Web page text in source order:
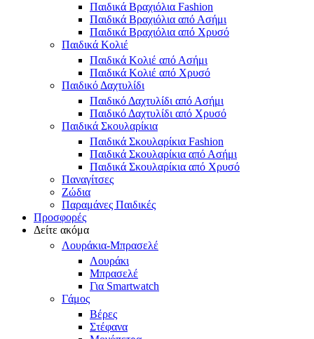
Παιδικά Βραχιόλια Fashion
Παιδικά Βραχιόλια από Ασήμι
Παιδικά Βραχιόλια από Χρυσό
Παιδικά Κολιέ
Παιδικά Κολιέ από Ασήμι
Παιδικά Κολιέ από Χρυσό
Παιδικό Δαχτυλίδι
Παιδικό Δαχτυλίδι από Ασήμι
Παιδικό Δαχτυλίδι από Χρυσό
Παιδικά Σκουλαρίκια
Παιδικά Σκουλαρίκια Fashion
Παιδικά Σκουλαρίκια από Ασήμι
Παιδικά Σκουλαρίκια από Χρυσό
Παναγίτσες
Ζώδια
Παραμάνες Παιδικές
Προσφορές
Δείτε ακόμα
Λουράκια-Μπρασελέ
Λουράκι
Μπρασελέ
Για Smartwatch
Γάμος
Βέρες
Στέφανα